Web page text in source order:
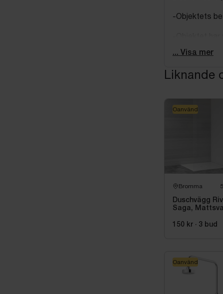
-Objektets
OBS!
köparen.
... Visa mer
Liknande
Bromma
Duschvägg
Saga,
150 kr · 3 bud
Oanvänd
Oanvänd